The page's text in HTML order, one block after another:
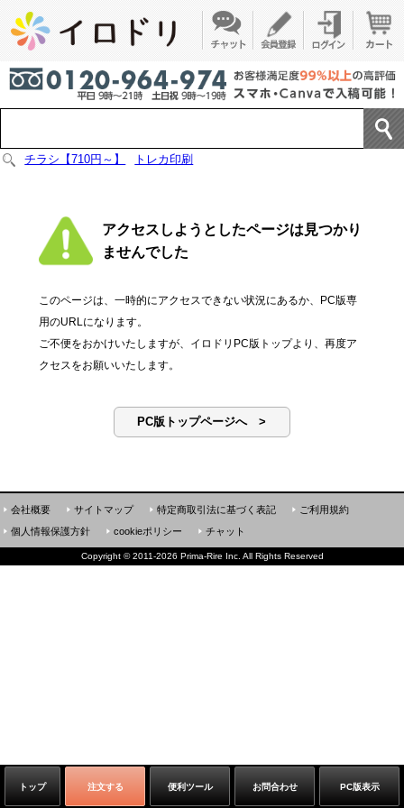
チラシ【710円～】 トレカ印刷
アクセスしようとしたページは見つかり
ませんでした
このページは、一時的にアクセスできない状況にあるか、PC版専
用のURLになります。
ご不便をおかけいたしますが、イロドリPC版トップより、再度ア
クセスをお願いいたします。
PC版トップページへ >
トップ 注文する 便利ツール お問合わせ PC版表示
会社概要 サイトマップ 特定商取引法に基づく表記
ご利用規約
個人情報保護方針
cookieポリシー チャット
Copyright ©2011-2026 Prima-Rire Inc. All Rights Reserved